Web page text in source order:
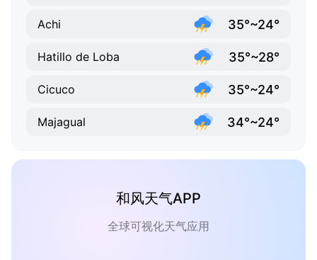
Achi 35°~24°
Hatillo de Loba 35°~28°
Cicuco 35°~24°
Majagual 34°~24°
和风天气APP
全球可视化天气应用